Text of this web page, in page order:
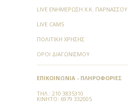
LIVE ΕΝΗΜΈΡΩΣΗ Χ.Κ. ΠΑΡΝΑΣΣΟΎ
LIVE CAMS
ΠΟΛΙΤΙΚΉ ΧΡΉΣΗΣ
ΌΡΟΙ ΔΙΑΓΩΝΙΣΜΟΎ
ΕΠΙΚΟΙΝΩΝΊΑ - ΠΛΗΡΟΦΟΡΊΕΣ
ΤΗΛ.: 210 3835310
ΚΙΝΗΤΌ: 6979 332005